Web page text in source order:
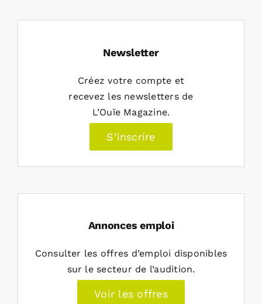
Newsletter
Créez votre compte et
recevez les newsletters de
L’Ouïe Magazine.
S’inscrire
Annonces emploi
Consulter les offres d’emploi disponibles
sur le secteur de l’audition.
Voir les offres